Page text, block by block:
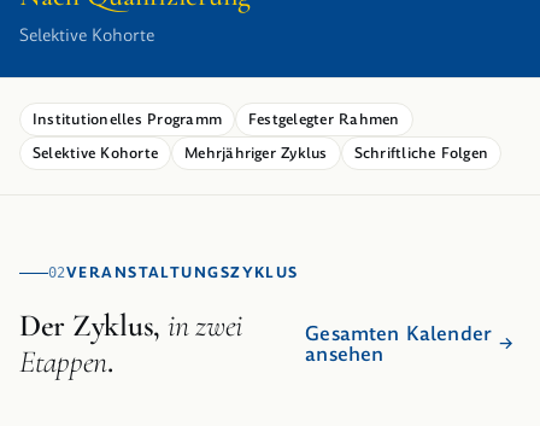
Selektive Kohorte
Institutionelles Programm
Festgelegter Rahmen
Selektive Kohorte
Mehrjähriger Zyklus Schriftliche Folgen
02VERANSTALTUNGSZYKLUS
Der Zyklus, in zwei
Etappen.
Gesamten Kalender
ansehen